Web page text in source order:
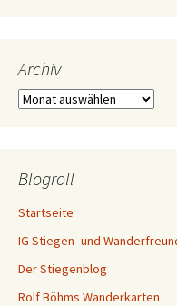
Archiv
Archiv
Blogroll
Startseite
IG Stiegen- und
Der Stiegenblog
Rolf Böhms Wanderkarten